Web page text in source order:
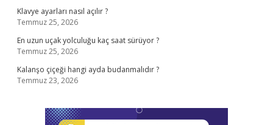
Klavye ayarları nasıl açılır ?
Temmuz 25, 2026
En uzun uçak yolculuğu kaç saat sürüyor ?
Temmuz 25, 2026
Kalanşo çiçeği hangi ayda budanmalıdır ?
Temmuz 23, 2026